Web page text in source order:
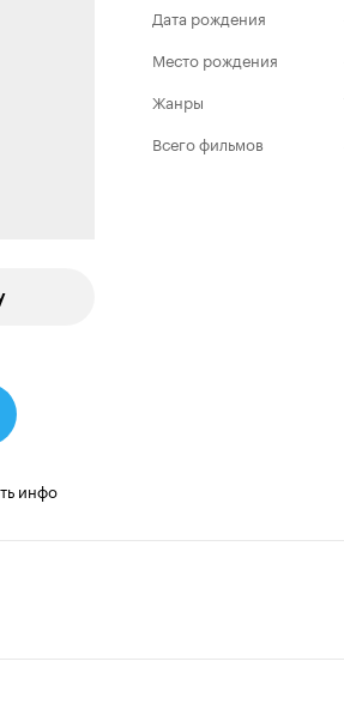
инфо
Дата рождения
Место рождения
Жанры
Всего фильмов